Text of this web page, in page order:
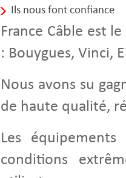
Ils nous font confiance
France Câble est
: Bouygues, Vinci,
Nous avons su
de haute qualité,
Les
conditions